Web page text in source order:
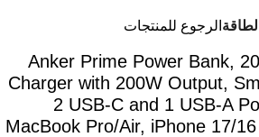
الرجوع للمنتجات
Anker Prime Power Bank,
Charger with 200W Output,
2 USB-C and 1 USB-A
MacBook Pro/Air, iPhone 17/